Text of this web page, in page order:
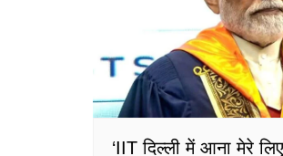
‘IIT दिल्ली में आना मेरे